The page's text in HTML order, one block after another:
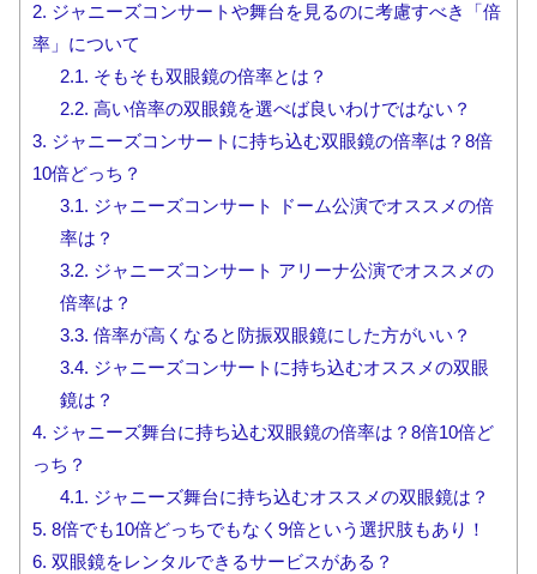
2. ジャニーズコンサートや舞台を見るのに考慮すべき「倍
率」について
2.1. そもそも双眼鏡の倍率とは？
2.2. 高い倍率の双眼鏡を選べば良いわけではない？
3. ジャニーズコンサートに持ち込む双眼鏡の倍率は？8倍
10倍どっち？
3.1. ジャニーズコンサート ドーム公演でオススメの倍
率は？
3.2. ジャニーズコンサート アリーナ公演でオススメの
倍率は？
3.3. 倍率が高くなると防振双眼鏡にした方がいい？
3.4. ジャニーズコンサートに持ち込むオススメの双眼
鏡は？
4. ジャニーズ舞台に持ち込む双眼鏡の倍率は？8倍10倍ど
っち？
4.1. ジャニーズ舞台に持ち込むオススメの双眼鏡は？
5. 8倍でも10倍どっちでもなく9倍という選択肢もあり！
6. 双眼鏡をレンタルできるサービスがある？